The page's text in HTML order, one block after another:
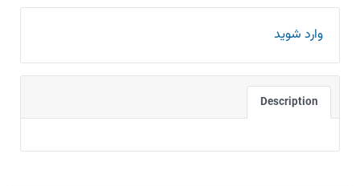
وارد شوید
Description